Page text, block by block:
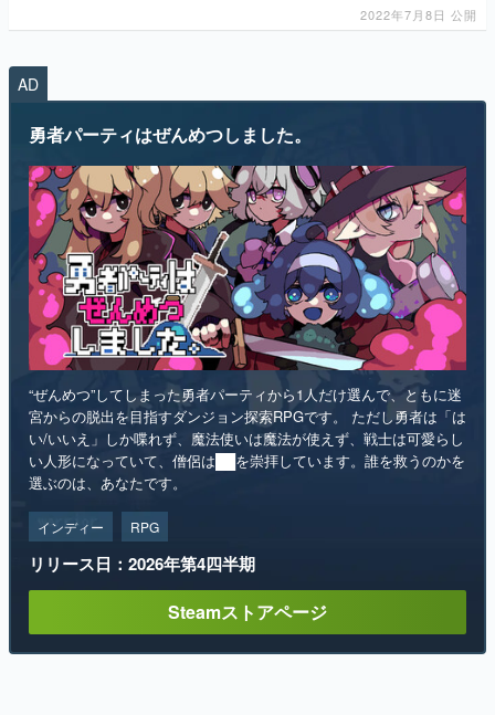
2022年7月8日 公開
AD
勇者パーティはぜんめつしました。
“ぜんめつ”してしまった勇者パーティから1人だけ選んで、ともに迷
宮からの脱出を目指すダンジョン探索RPGです。 ただし勇者は「は
い/いいえ」しか喋れず、魔法使いは魔法が使えず、戦士は可愛らし
い人形になっていて、僧侶は██を崇拝しています。誰を救うのかを
選ぶのは、あなたです。
インディー RPG
リリース日：2026年第4四半期
Steamストアページ